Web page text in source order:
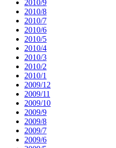
2010/9
2010/8
2010/7
2010/6
2010/5
2010/4
2010/3
2010/2
2010/1
2009/12
2009/11
2009/10
2009/9
2009/8
2009/7
2009/6